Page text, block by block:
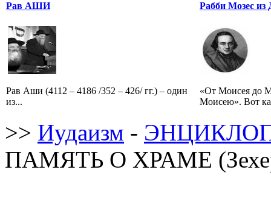
Рав АШИ
Рав Аши (4112 – 4186 /352 – 426/ гг.) – один
из...
Рабби Мозес из
«От Моисея до
Моисею». Вот
>> Иудаизм -
ПАМЯТЬ О ХРАМЕ